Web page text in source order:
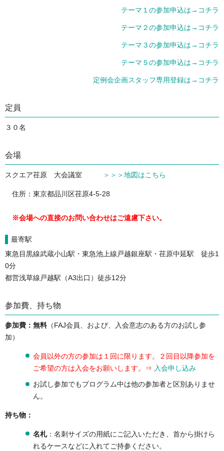
テーマ１の参加申込は→コチラ
テーマ２の参加申込は→コチラ
テーマ３の参加申込は→コチラ
テーマ５の参加申込は→コチラ
定例会企画スタッフ専用登録は→コチラ
定員
３０名
会場
スクエア荏原 大会議室 ＞＞＞地図はこちら
住所：東京都品川区荏原4-5-28
※会場への直接のお問い合わせはご遠慮下さい。
最寄駅
東急目黒線武蔵小山駅・東急池上線戸越銀座駅・荏原中延駅 徒歩1
0分
都営浅草線戸越駅（A3出口）徒歩12分
参加費、持ち物
参加費：無料（FAJ会員、および、入会意志のある方のお試し参
加）
会員以外の方の参加は１回に限ります。２回目以降参加を
ご希望の方は入会をお願いします。⇒ 入会申し込み
お試し参加でもプログラム中は他の参加者と区別ありませ
ん。
持ち物：
名札：名刺サイズの用紙にご記入いただき、首から掛けら
れるケースなどに入れてご持参ください。